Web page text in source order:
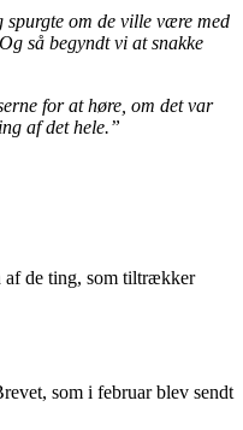
spurgte om de ville være med
så begyndt vi at snakke
for at høre, om det var
af det hele.”
af de ting, som tiltrækker
som i februar blev sendt